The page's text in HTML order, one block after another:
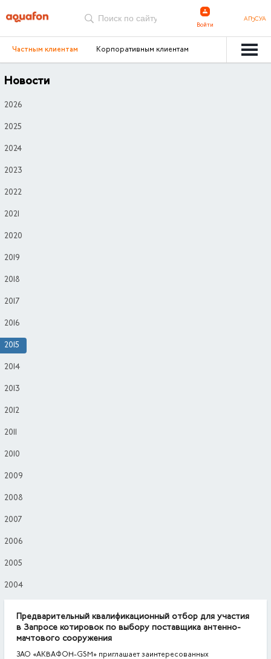
Войти
АҦСУА
Частным клиентам Корпоративным клиентам
Новости
2026
2025
2024
2023
2022
2021
2020
2019
2018
2017
2016
2015
2014
2013
2012
2011
2010
2009
2008
2007
2006
2005
2004
Предварительный квалификационный отбор для участия
в Запросе котировок по выбору поставщика антенно-
мачтового сооружения
ЗАО «АКВАФОН-GSM» приглашает заинтересованных